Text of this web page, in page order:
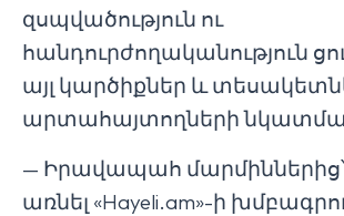
զսպվածություն ու
հանդուրժողականություն
այլ կարծիքներ և
արտահայտողների
— Իրավապահ մարմիններից՝
առնել «Hayeli.am»-ի